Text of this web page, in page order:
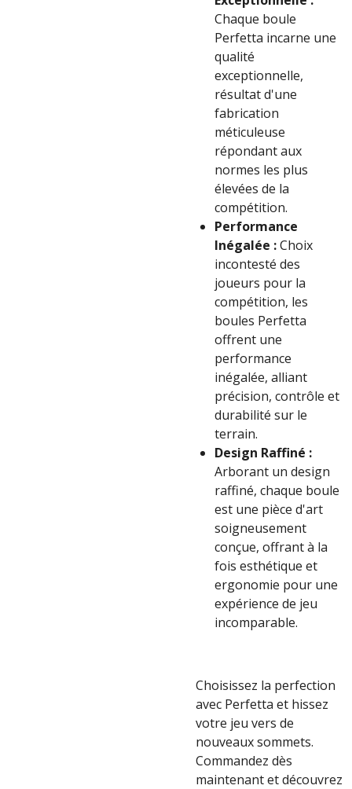
Chaque boule
Perfetta incarne une
qualité
exceptionnelle,
résultat d'une
fabrication
méticuleuse
répondant aux
normes les plus
élevées de la
compétition.
Performance
Inégalée :Choix
incontesté des
joueurs pour la
compétition, les
boules Perfetta
offrent une
performance
inégalée, alliant
précision, contrôle et
durabilité sur le
terrain.
Design Raffiné :
Arborant un design
raffiné, chaque boule
est une pièce d'art
soigneusement
conçue, offrant à la
fois esthétique et
ergonomie pour une
expérience de jeu
incomparable.
Choisissez la perfection
avec Perfetta et hissez
votre jeu vers de
nouveaux sommets.
Commandez dès
maintenant et découvrez